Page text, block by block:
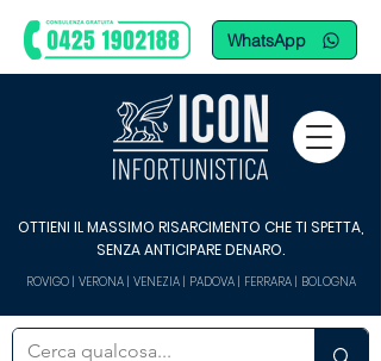
WhatsApp
OTTIENI IL MASSIMO RISARCIMENTO CHE TI SPETTA,
SENZA ANTICIPARE DENARO.
ROVIGO | VERONA | VENEZIA | PADOVA | FERRARA | BOLOGNA